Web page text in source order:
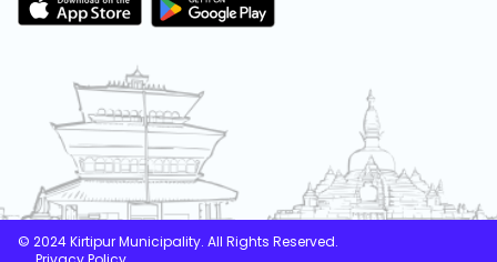
© 2024 Kirtipur Municipality. All Rights Reserved.